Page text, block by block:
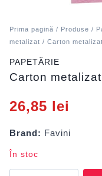
Prima pagină / Produse /
metalizat / Carton
PAPETĂRIE
Carton
26,85 lei
Brand: Favini
În stoc